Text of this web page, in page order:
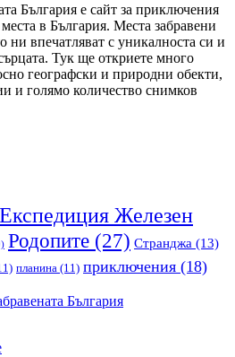
България е сайт за приключения
в България. Места забравени
ни впечатляват с уникалноста си и
Тук ще откриете много
географски и природни обекти,
и голямо количество снимков
Експедиция Железен
Родопите (27) Странджа (13)
планина (11) приключения (18)
България